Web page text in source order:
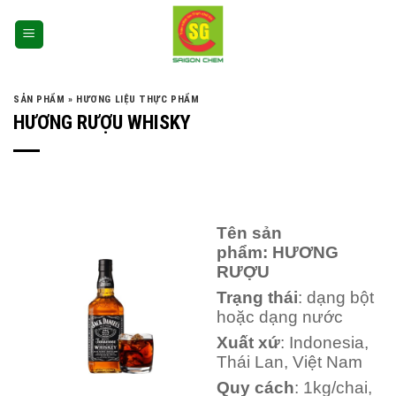
SẢN PHẨM » HƯƠNG LIỆU THỰC PHẨM
HƯƠNG RƯỢU WHISKY
Tên sản
phẩm: HƯƠNG
RƯỢU
Trạng thái: dạng bột
hoặc dạng nước
Xuất xứ: Indonesia,
Thái Lan, Việt Nam
Quy cách: 1kg/chai,